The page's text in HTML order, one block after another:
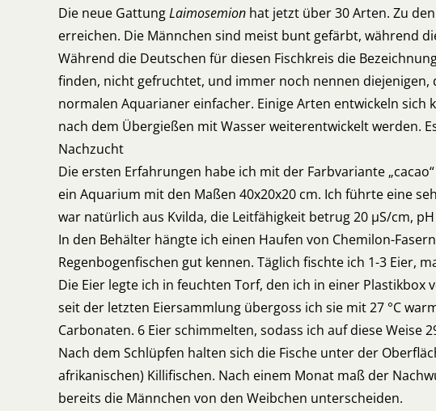
Die neue GattungLaimosemion hat jetzt über 30 Arten. Zu
erreichen. Die Männchen sind meist bunt gefärbt, während
Während die Deutschen für diesen Fischkreis die
finden, nicht gefruchtet, und immer noch nennen diejenigen,
normalen Aquarianer einfacher. Einige Arten entwickeln
nach dem Übergießen mit Wasser weiterentwickelt werden.
Nachzucht
Die ersten Erfahrungen habe ich mit der Farbvariante
ein Aquarium mit den Maßen 40x20x20 cm. Ich führte eine
war natürlich aus Kvilda, die Leitfähigkeit betrug 20 µS/cm, pH
In den Behälter hängte ich einen Haufen von Chemilon-
Regenbogenfischen gut kennen. Täglich fischte ich 1-3 Eier,
Die Eier legte ich in feuchten Torf, den ich in einer
seit der letzten Eiersammlung übergoss ich sie mit 27 °C
Carbonaten. 6 Eier schimmelten, sodass ich auf diese Weise
Nach dem Schlüpfen halten sich die Fische unter der
afrikanischen) Killifischen. Nach einem Monat maß der
bereits die Männchen von den Weibchen unterscheiden.